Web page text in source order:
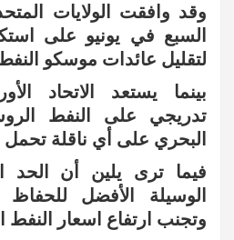
وقد وافقت الولايات
السبع في يونيو على
لتقليل عائدات موسكو
بينما يستعد الاتحاد
تدريجي على النفط
البحري على أي ناقلة
فيما ترى يلين أن الحد
الوسيلة الأفضل
وتجنب ارتفاع اسعار النفط